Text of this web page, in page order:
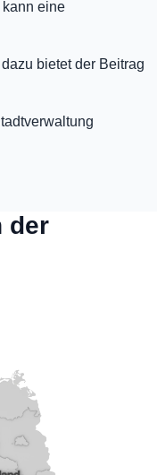
eine
bietet der Beitrag
der